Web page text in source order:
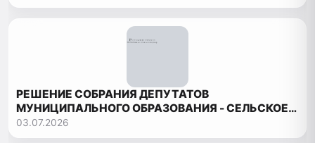
РЕШЕНИЕ СОБРАНИЯ ДЕПУТАТОВ
МУНИЦИПАЛЬНОГО ОБРАЗОВАНИЯ - СЕЛЬСКОЕ
ПОСЕЛЕНИЕ «СЕЛЬСОВЕТ БОРЧСКИЙ»
03.07.2026